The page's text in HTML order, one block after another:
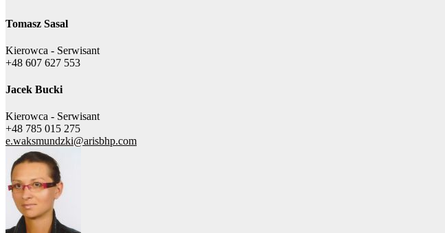
Tomasz Sasal
Kierowca - Serwisant
+48 607 627 553
Jacek Bucki
Kierowca - Serwisant
+48 785 015 275
e.waksmundzki@arisbhp.com